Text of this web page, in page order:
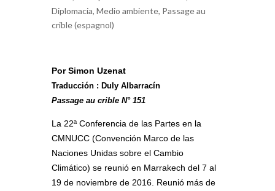
Diplomacia, Medio ambiente, Passage au
crible (espagnol)
Por Simon Uzenat
Traducción : Duly Albarracín
Passage au crible N° 151
La 22ª Conferencia de las Partes en la
CMNUCC (Convención Marco de las
Naciones Unidas sobre el Cambio
Climático) se reunió en Marrakech del 7 al
19 de noviembre de 2016. Reunió más de